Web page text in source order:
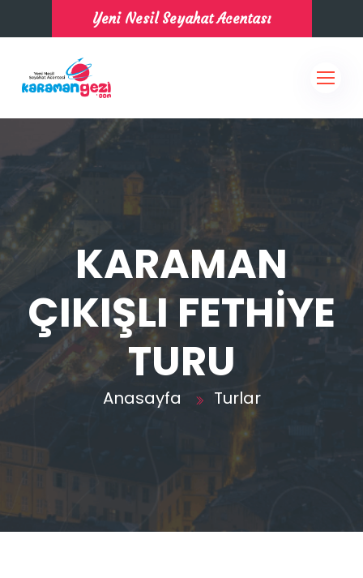
Yeni Nesil Seyahat Acentası
KARAMAN
ÇIKIŞLI FETHİYE
TURU
Anasayfa Turlar